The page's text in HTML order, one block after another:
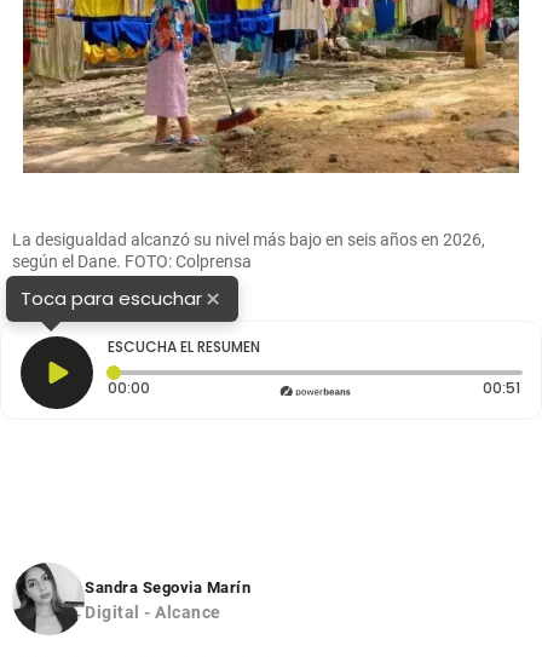
La desigualdad alcanzó su nivel más bajo en seis años en 2026,
según el Dane. FOTO: Colprensa
Toca para escuchar×
ESCUCHA EL RESUMEN
00:00 Tiempo transcurrido: 0 segundos 00:51
Sandra Segovia Marín
Digital - Alcance